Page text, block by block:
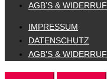
AGB’S & WIDERRUF
IMPRESSUM
DATENSCHUTZ
AGB’S & WIDERRUF